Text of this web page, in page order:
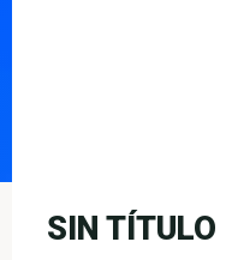
SIN TÍTULO